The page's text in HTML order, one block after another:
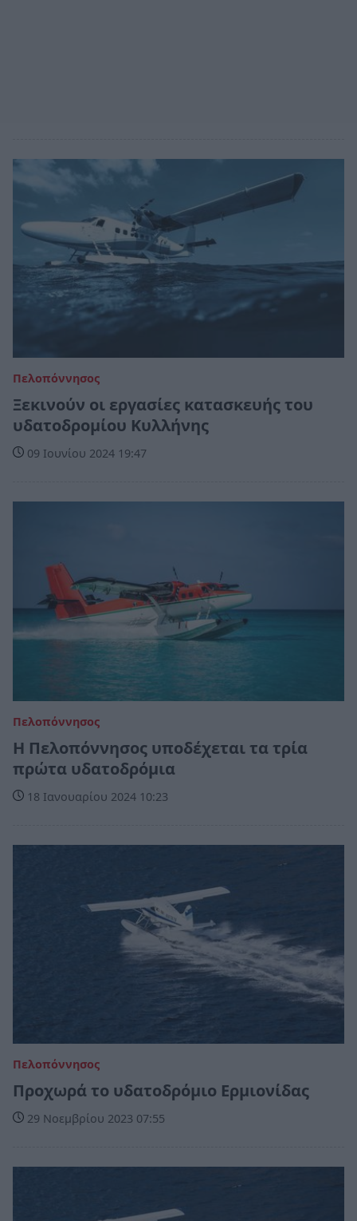
Πελοπόννησος
Ξεκινούν οι εργασίες κατασκευής του
υδατοδρομίου Κυλλήνης
09 Ιουνίου 2024 19:47
Πελοπόννησος
Η Πελοπόννησος υποδέχεται τα τρία
πρώτα υδατοδρόμια
18 Ιανουαρίου 2024 10:23
Πελοπόννησος
Προχωρά το υδατοδρόμιο Ερμιονίδας
29 Νοεμβρίου 2023 07:55